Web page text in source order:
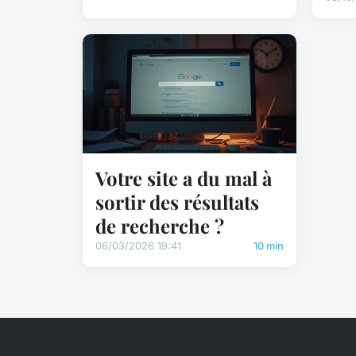
Votre site a du mal à
sortir des résultats
de recherche ?
06/03/2026 19:41 10 min